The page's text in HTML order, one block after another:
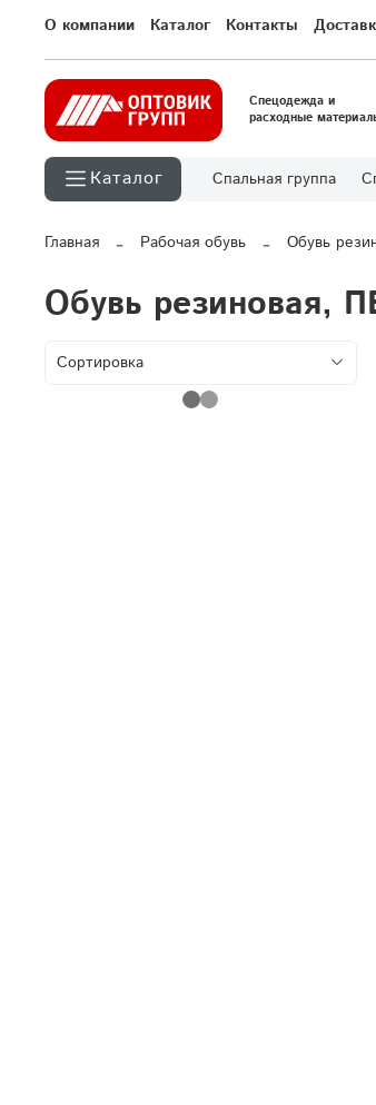
О компании Каталог Контакты
Спецодежда и
расходные
Каталог Спальная группа
Главная Рабочая обувь Обувь
Обувь резиновая,